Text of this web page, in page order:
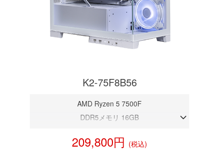
K2-75F8B56
AMD Ryzen 5 7500F
DDR5メモリ 16GB
NVMeSSD 1TB
209,800円 (税込)